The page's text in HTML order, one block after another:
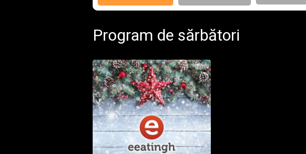
Program de sărbători